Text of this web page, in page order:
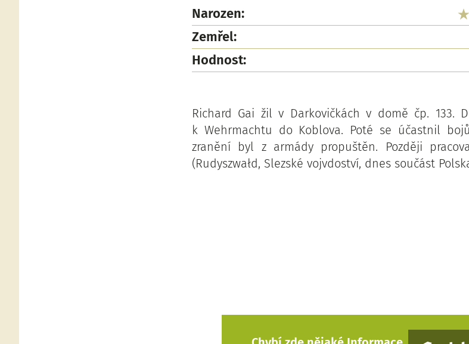
Narozen:
Zemřel:
Hodnost:
Richard Gai žil v Darkovičkách v domě čp. 133.
k Wehrmachtu do Koblova. Poté se účastnil
zranění byl z armády propuštěn. Později
(Rudyszwałd, Slezské vojvdoství, dnes součást